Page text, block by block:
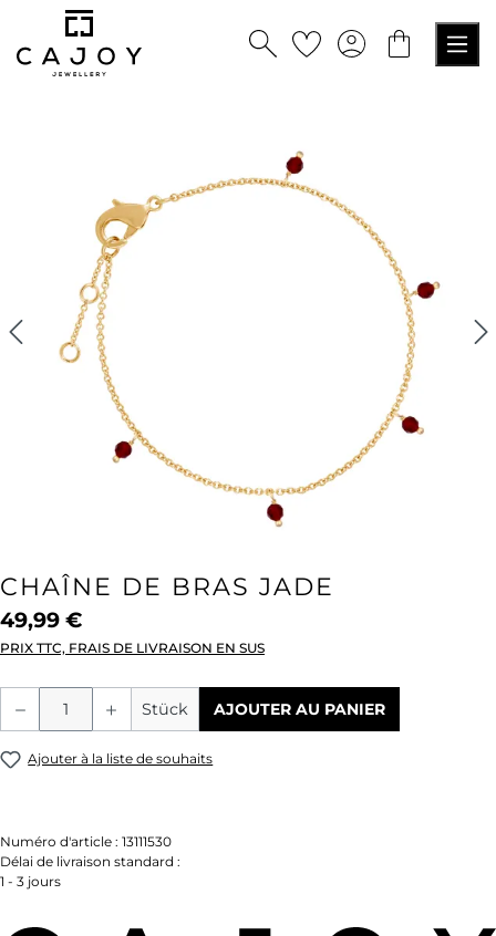
principal
CHAÎNE DE BRAS JADE
49,99 €
PRIX TTC, FRAIS DE LIVRAISON EN SUS
Quantité de produit : Entrez la
Stück AJOUTER AU PANIER
Ajouter à la liste de souhaits
Numéro d'article : 13111530
Délai de livraison standard :
1 - 3 jours